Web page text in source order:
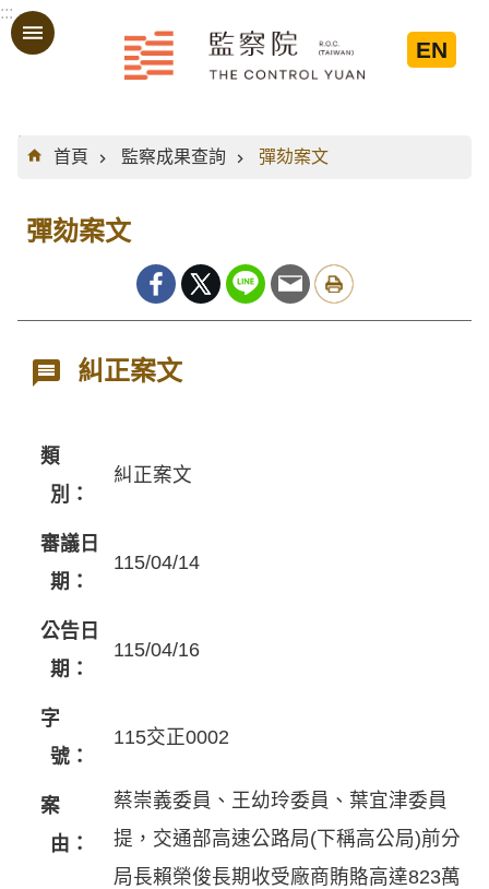
跳到主要內容區塊
:::
EN
:::
首頁
監察成果查詢 彈劾案文
彈劾案文
糾正案文
類
別：
糾正案文
審議日
期：
115/04/14
公告日
期：
115/04/16
字
號：
115交正0002
案
由：
蔡崇義委員、王幼玲委員、葉宜津委員
提，交通部高速公路局(下稱高公局)前分
局長賴榮俊長期收受廠商賄賂高達823萬